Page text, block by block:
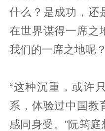
什么？是成功，还
在世界谋得一席之
我们的一席之地呢？
“这种沉重，或许
系，体验过中国教
感同身受。”阮筠